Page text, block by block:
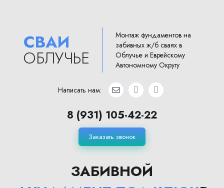
СВАИ
ОБЛУЧЬЕ
Монтаж фундаментов на
забивных ж/б сваях в
Облучье и Еврейскому
Автономному Округу
Написать нам:
8 (931) 105-42-22
Заказать звонок
ЗАБИВНОЙ